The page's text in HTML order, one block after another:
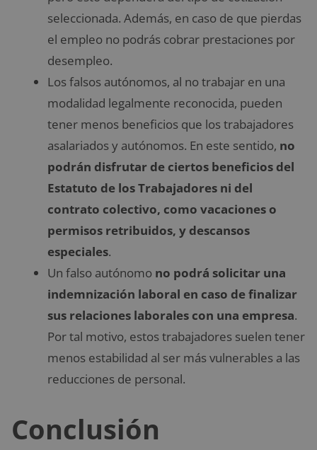
seleccionada. Además, en caso de que pierdas
el empleo no podrás cobrar prestaciones por
desempleo.
Los falsos autónomos, al no trabajar en una
modalidad legalmente reconocida, pueden
tener menos beneficios que los trabajadores
asalariados y autónomos. En este sentido, no
podrán disfrutar de ciertos beneficios del
Estatuto de los Trabajadores ni del
contrato colectivo, como vacaciones o
permisos retribuidos, y descansos
especiales.
Un falso autónomo no podrá solicitar una
indemnización laboral en caso de finalizar
sus relaciones laborales con una empresa.
Por tal motivo, estos trabajadores suelen tener
menos estabilidad al ser más vulnerables a las
reducciones de personal.
Conclusión